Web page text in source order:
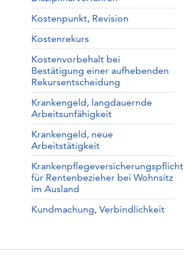
Kostenpunkt, Revision
Kostenrekurs
Kostenvorbehalt bei
Bestätigung einer aufhebenden
Rekursentscheidung
Krankengeld, langdauernde
Arbeitsunfähigkeit
Krankengeld, neue
Arbeitstätigkeit
Krankenpflegeversicherungspflicht
für Rentenbezieher bei Wohnsitz
im Ausland
Kundmachung, Verbindlichkeit